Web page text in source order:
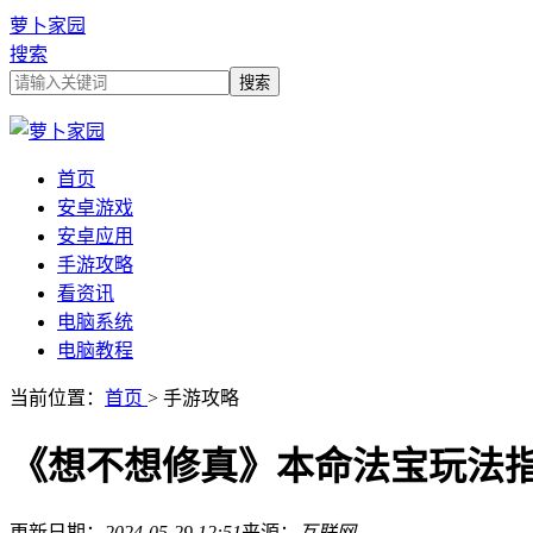
萝卜家园
搜索
首页
安卓游戏
安卓应用
手游攻略
看资讯
电脑系统
电脑教程
当前位置： 首页 > 手游攻略
《想不想修真》本命法宝玩法